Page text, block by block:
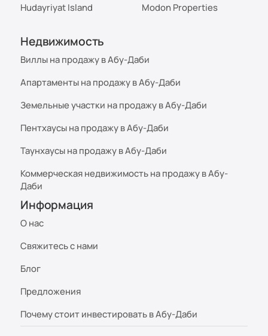
Hudayriyat Island
Modon Properties
Недвижимость
Виллы на продажу в Абу-Даби
Апартаменты на продажу в Абу-Даби
Земельные участки на продажу в Абу-Даби
Пентхаусы на продажу в Абу-Даби
Таунхаусы на продажу в Абу-Даби
Коммерческая недвижимость на продажу в Абу-
Даби
Информация
О нас
Свяжитесь с нами
Блог
Предложения
Почему стоит инвестировать в Абу-Даби